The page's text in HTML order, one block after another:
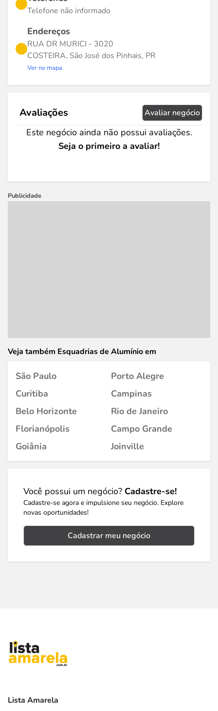
Telefone não informado
Endereços
RUA DR MURICI - 3020
COSTEIRA, São José dos Pinhais, PR
Ver no mapa
Avaliações Avaliar negócio
Este negócio ainda não possui avaliações.
Seja o primeiro a avaliar!
Publicidade
Veja também Esquadrias de Alumínio em
São Paulo
Porto Alegre
Curitiba
Campinas
Belo Horizonte
Rio de Janeiro
Florianópolis
Campo Grande
Goiânia
Joinville
Você possui um negócio? Cadastre-se!
Cadastre-se agora e impulsione seu negócio. Explore
novas oportunidades!
Cadastrar meu negócio
Lista Amarela